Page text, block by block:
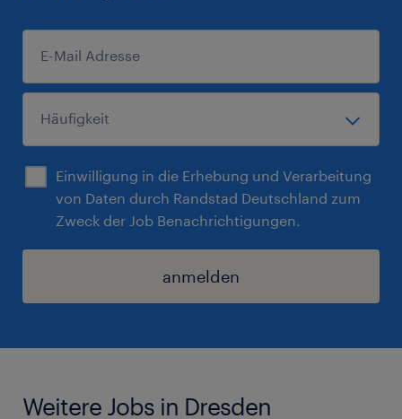
Einwilligung in die Erhebung und Verarbeitung
von Daten durch Randstad Deutschland zum
Zweck der Job Benachrichtigungen.
anmelden
Weitere Jobs in Dresden